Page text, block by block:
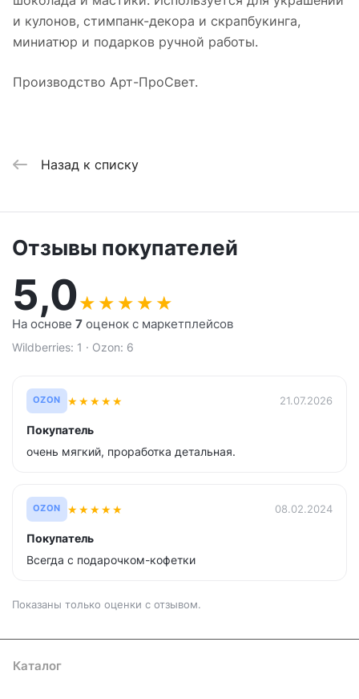
и кулонов, стимпанк-декора и скрапбукинга,
миниатюр и подарков ручной работы.
Производство Арт-ПроСвет.
Назад к списку
Отзывы покупателей
5,0★ ★ ★ ★ ★
На основе 7 оценок с маркетплейсов
Wildberries: 1 · Ozon: 6
OZON ★★★★★ 21.07.2026
Покупатель
очень мягкий, проработка детальная.
OZON ★★★★★ 08.02.2024
Покупатель
Всегда с подарочком-кофетки
Показаны только оценки с отзывом.
Каталог